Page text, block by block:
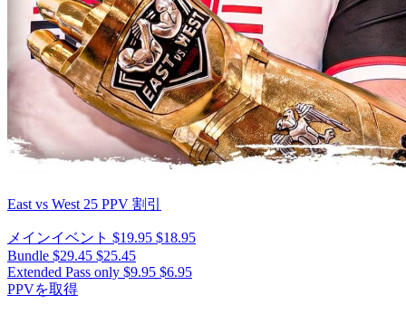
East vs West 25 PPV 割引
メインイベント $19.95 $18.95
Bundle $29.45 $25.45
Extended Pass only $9.95 $6.95
PPVを取得